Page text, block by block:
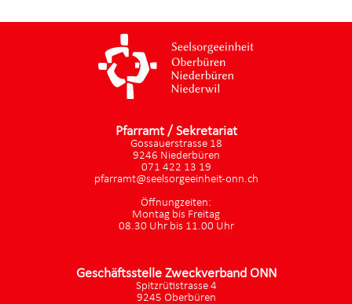
Pfarramt / Sekretariat
Gossauerstrasse 18
9246 Niederbüren
071 422 13 19
pfarramt@seelsorgeeinheit-onn.ch
Öffnungzeiten:
Montag bis Freitag
08.30 Uhr bis 11.00 Uhr
Geschäftsstelle Zweckverband ONN
Spitzrütistrasse 4
9245 Oberbüren